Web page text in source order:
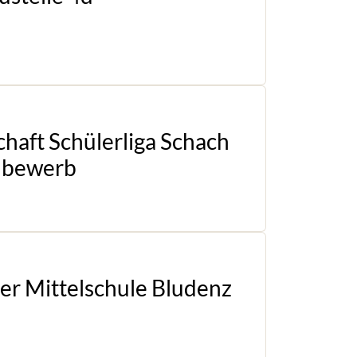
Schülerliga Schach
Mittelschule Bludenz